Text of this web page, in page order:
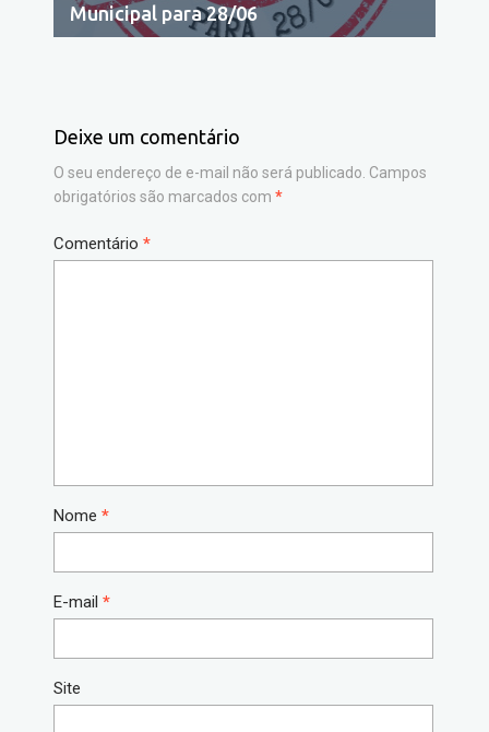
Municipal para 28/06
Deixe um comentário
O seu endereço de e-mail não será publicado. Campos
obrigatórios são marcados com *
Comentário *
Nome *
E-mail *
Site